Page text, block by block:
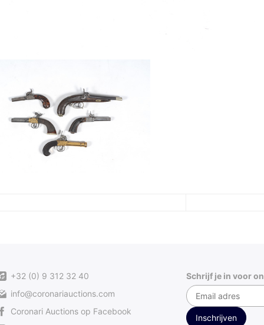
+32 (0) 9 312 32 40
info@coronariauctions.com
Coronari Auctions op Facebook
Schrijf je in voor